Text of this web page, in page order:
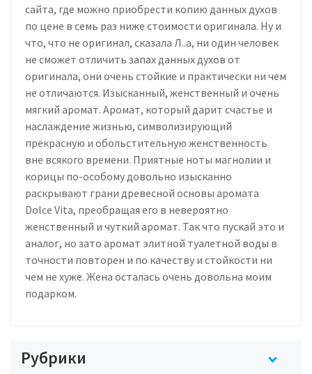
сайта, где можно приобрести копию данных духов
по цене в семь раз ниже стоимости оригинала. Ну и
что, что не оригинал, сказала Л..а, ни один человек
не сможет отличить запах данных духов от
оригинала, они очень стойкие и практически ни чем
не отличаются. Изысканный, женственный и очень
мягкий аромат. Аромат, который дарит счастье и
наслаждение жизнью, символизирующий
прекрасную и обольстительную женственность
вне всякого времени. Приятные ноты магнолии и
корицы по-особому довольно изысканно
раскрывают грани древесной основы аромата
Dolce Vita, преобращая его в невероятно
женственный и чуткий аромат. Так что пускай это и
аналог, но зато аромат элитной туалетной воды в
точности повторен и по качеству и стойкости ни
чем не хуже. Жена осталась очень довольна моим
подарком.
Рубрики